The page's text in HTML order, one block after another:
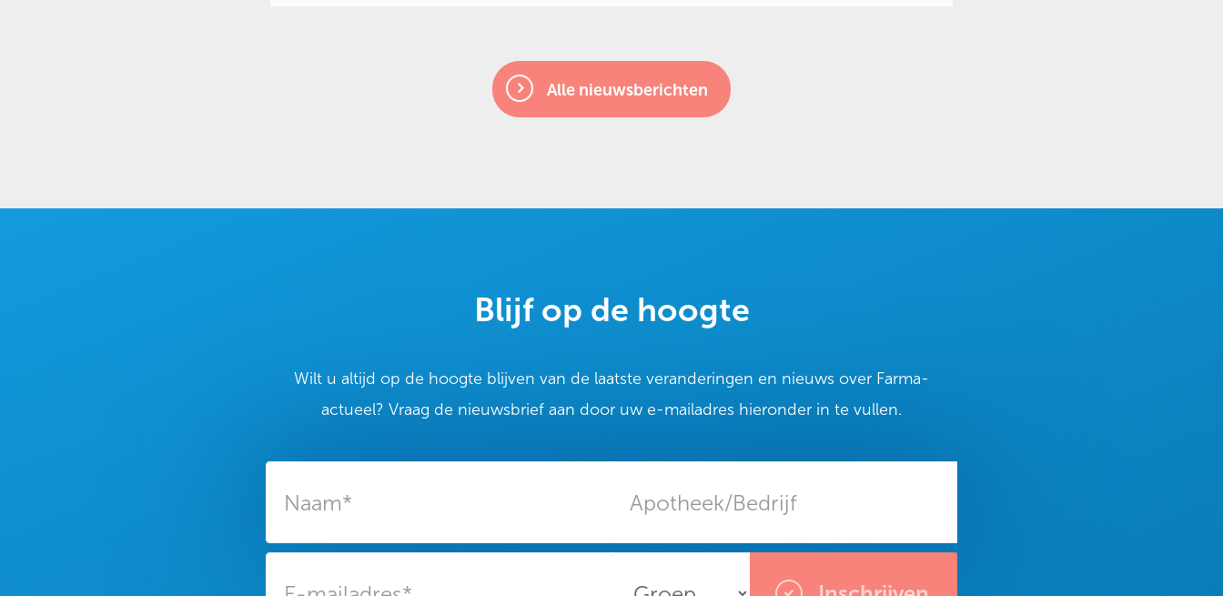
Alle nieuwsberichten
Blijf op de hoogte
Wilt u altijd op de hoogte blijven van de laatste veranderingen en nieuws over Farma-
actueel? Vraag de nieuwsbrief aan door uw e-mailadres hieronder in te vullen.